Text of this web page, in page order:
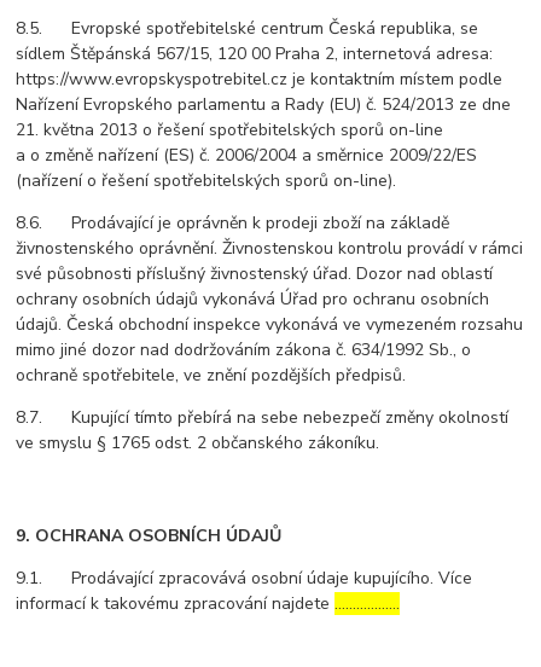
8.5. Evropské spotřebitelské centrum Česká republika, se
sídlem Štěpánská 567/15, 120 00 Praha 2, internetová adresa:
https://www.evropskyspotrebitel.cz je kontaktním místem podle
Nařízení Evropského parlamentu a Rady (EU) č. 524/2013 ze dne
21. května 2013 o řešení spotřebitelských sporů on-line
a o změně nařízení (ES) č. 2006/2004 a směrnice 2009/22/ES
(nařízení o řešení spotřebitelských sporů on-line).
8.6. Prodávající je oprávněn k prodeji zboží na základě
živnostenského oprávnění. Živnostenskou kontrolu provádí v rámci
své působnosti příslušný živnostenský úřad. Dozor nad oblastí
ochrany osobních údajů vykonává Úřad pro ochranu osobních
údajů. Česká obchodní inspekce vykonává ve vymezeném rozsahu
mimo jiné dozor nad dodržováním zákona č. 634/1992 Sb., o
ochraně spotřebitele, ve znění pozdějších předpisů.
8.7. Kupující tímto přebírá na sebe nebezpečí změny okolností
ve smyslu § 1765 odst. 2 občanského zákoníku.
9. OCHRANA OSOBNÍCH ÚDAJŮ
9.1. Prodávající zpracovává osobní údaje kupujícího. Více
informací k takovému zpracování najdete………………